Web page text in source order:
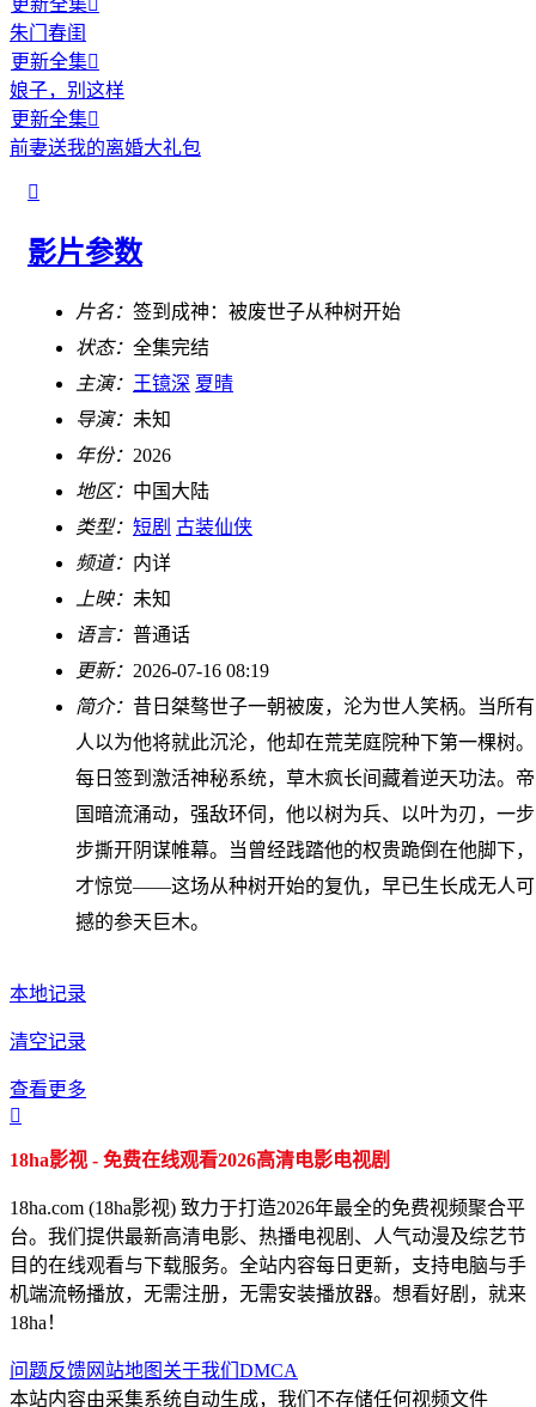
朱门春闺
更新全集
娘子，别这样
更新全集
前妻送我的离婚大礼包

影片参数
片名： 签到成神：被废世子从种树开始
状态： 全集完结
主演： 王镱深 夏晴
导演： 未知
年份： 2026
地区： 中国大陆
类型： 短剧 古装仙侠
频道： 内详
上映： 未知
语言： 普通话
更新： 2026-07-16 08:19
简介： 昔日桀骜世子一朝被废，沦为世人笑柄。当所有
人以为他将就此沉沦，他却在荒芜庭院种下第一棵树。
每日签到激活神秘系统，草木疯长间藏着逆天功法。帝
国暗流涌动，强敌环伺，他以树为兵、以叶为刃，一步
步撕开阴谋帷幕。当曾经践踏他的权贵跪倒在他脚下，
才惊觉——这场从种树开始的复仇，早已生长成无人可
撼的参天巨木。
本地记录
清空记录
查看更多

18ha影视 - 免费在线观看2026高清电影电视剧
18ha.com (18ha影视) 致力于打造2026年最全的免费视频聚合平
台。我们提供最新高清电影、热播电视剧、人气动漫及综艺节
目的在线观看与下载服务。全站内容每日更新，支持电脑与手
机端流畅播放，无需注册，无需安装播放器。想看好剧，就来
18ha！
问题反馈网站地图 关于我们 DMCA
本站内容由采集系统自动生成，我们不存储任何视频文件